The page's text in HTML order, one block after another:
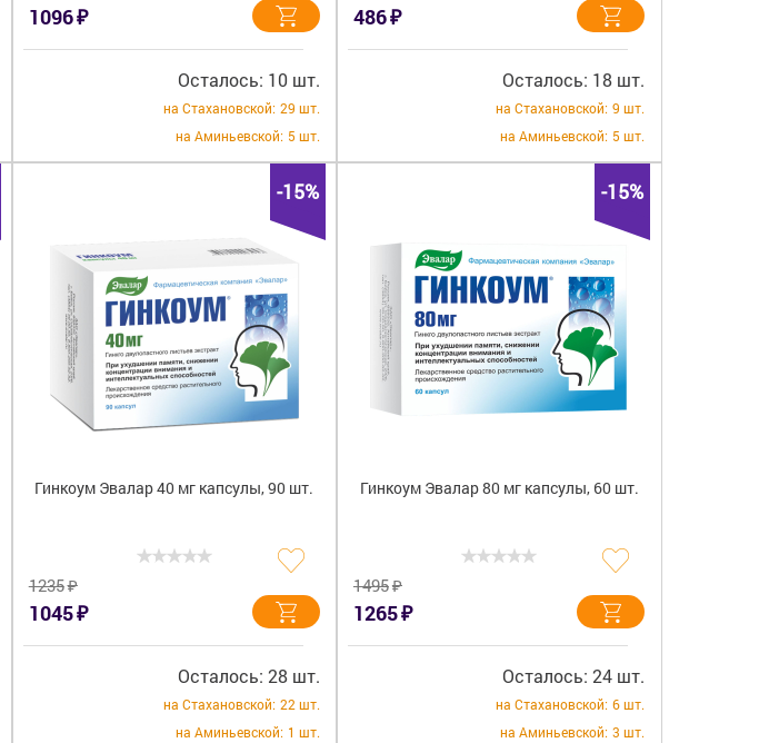
1096₽
Осталось: 10 шт.
на Стахановской: 29 шт.
на Аминьевской: 5 шт.
486₽
Осталось: 18 шт.
на Стахановской: 9 шт.
на Аминьевской: 5 шт.
-15%
Гинкоум Эвалар 40 мг капсулы, 90 шт.
1235₽
1045₽
Осталось: 28 шт.
на Стахановской: 22 шт.
на Аминьевской: 1 шт.
-15%
Гинкоум Эвалар 80 мг капсулы, 60 шт.
1495₽
1265₽
Осталось: 24 шт.
на Стахановской: 6 шт.
на Аминьевской: 3 шт.